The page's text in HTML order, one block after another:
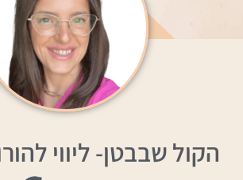
הקול שבבטן- ליווי